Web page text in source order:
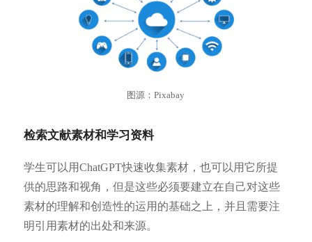
图源：Pixabay
检索文献素材和学习资料
学生可以用ChatGPT快速收集素材，也可以用它所提
供的思路和视角，但是这些必须要建立在自己对这些
素材的理解和创造性的运用的基础之上，并且需要注
明引用素材的出处和来源。